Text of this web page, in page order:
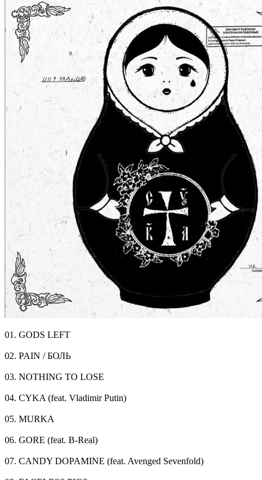
01. GODS LEFT
02. PAIN / БОЛЬ
03. NOTHING TO LOSE
04. CYKA (feat. Vladimir Putin)
05. MURKA
06. GORE (feat. B-Real)
07. CANDY DOPAMINE (feat. Avenged Sevenfold)